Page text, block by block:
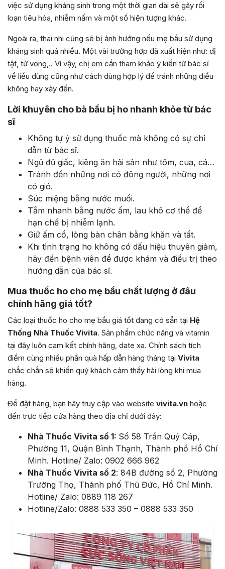
việc sử dụng kháng sinh trong một thời gian dài sẽ gây rối
loạn tiêu hóa, nhiễm nấm và một số hiện tượng khác.
Ngoài ra, thai nhi cũng sẽ bị ảnh hưởng nếu mẹ bầu sử dụng
kháng sinh quá nhiều. Một vài trường hợp đã xuất hiện như: dị
tật, tử vong,.. Vì vậy, chị em cần tham khảo ý kiến từ bác sĩ
về liều dùng cũng như cách dùng hợp lý để tránh những điều
không hay xảy đến.
Lời khuyên cho bà bầu bị ho nhanh khỏe từ bác
sĩ
Không tự ý sử dụng thuốc mà không có sự chỉ
dẫn từ bác sĩ.
Ngủ đủ giấc, kiêng ăn hải sản như tôm, cua, cá…
Tránh đến những nơi có đông người, những nơi
có gió.
Súc miệng bằng nước muối.
Tắm nhanh bằng nước ấm, lau khô cơ thể để
hạn chế bị nhiễm lạnh.
Giữ ấm cổ, lòng bàn chân bằng khăn và tất.
Khi tình trạng ho không có dấu hiệu thuyên giảm,
hãy đến bệnh viên để được khám và điều trị theo
hướng dẫn của bác sĩ.
Mua thuốc ho cho mẹ bầu chất lượng ở đâu
chính hãng giá tốt?
Các loại thuốc ho cho mẹ bầu giá tốt đang có sẵn tại Hệ
Thống Nhà Thuốc Vivita. Sản phẩm chức năng và vitamin
tại đây luôn cam kết chính hãng, date xa. Chính sách tích
điểm cùng nhiều phần quà hấp dẫn hàng tháng tại Vivita
chắc chắn sẽ khiến quý khách cảm thấy hài lòng khi mua
hàng.
Để đặt hàng, bạn hãy truy cập vào website vivita.vn hoặc
đến trực tiếp cửa hàng theo địa chỉ dưới đây:
Nhà Thuốc Vivita số 1: Số 58 Trần Quý Cáp,
Phường 11, Quận Bình Thạnh, Thành phố Hồ Chí
Minh. Hotline/ Zalo: 0902 666 962
Nhà Thuốc Vivita số 2: 84B đường số 2, Phường
Trường Thọ, Thành phố Thủ Đức, Hồ Chí Minh.
Hotline/ Zalo: 0889 118 267
Hotline/Zalo: 0888 533 350 – 0888 533 350